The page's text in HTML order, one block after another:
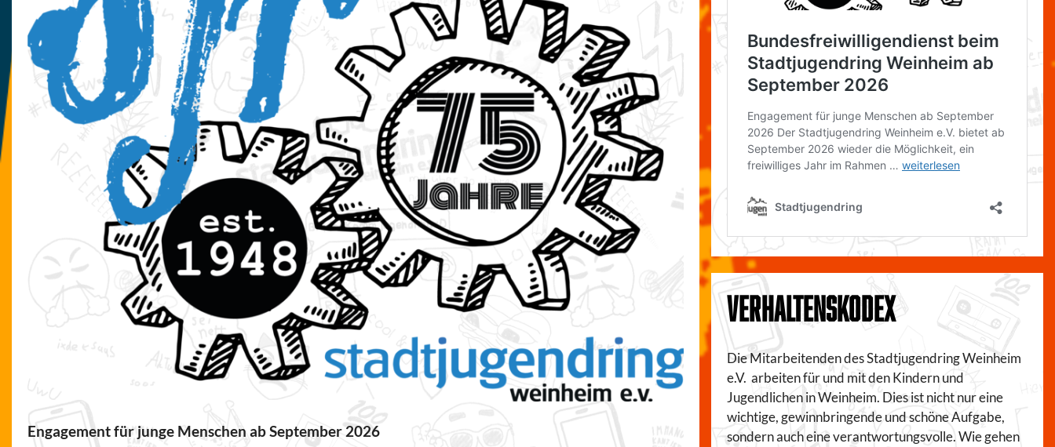
Engagement für junge Menschen ab September 2026
VERHALTENSKODEX
Die Mitarbeitenden des Stadtjugendring Weinheim
e.V. arbeiten für und mit den Kindern und
Jugendlichen in Weinheim. Dies ist nicht nur eine
wichtige, gewinnbringende und schöne Aufgabe,
sondern auch eine verantwortungsvolle. Wie gehen